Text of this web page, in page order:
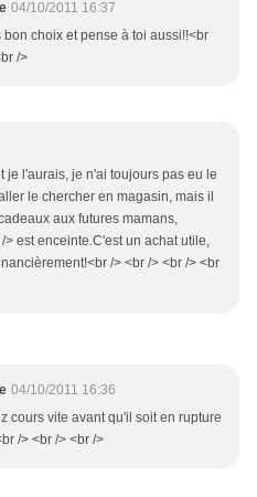
04/10/2011 16:37
bon choix et pense à toi aussi!!<br
/>
je l'aurais, je n'ai toujours pas eu le
le chercher en magasin, mais il
aux futures mamans,
> est enceinte.C'est un achat utile,
/> <br /> <br /> <br
04/10/2011 16:36
cours vite avant qu'il soit en rupture
/> <br /> <br />